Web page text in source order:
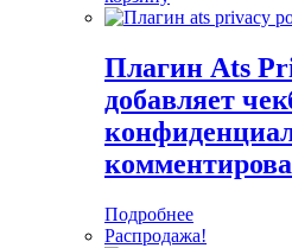
Плагин Ats
добавляет
Подробнее
Распродажа!